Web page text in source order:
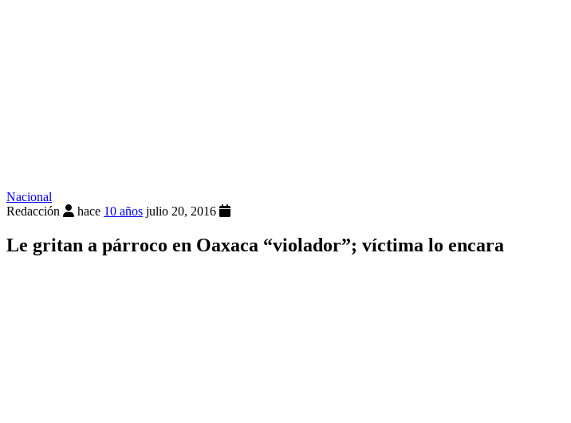
Nacional
Redacción
hace 10 años julio 20, 2016
Le gritan a párroco en Oaxaca “violador”; víctima lo encara